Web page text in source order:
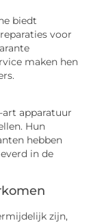
biedt
voor
maken hen
art apparatuur
Hun
hebben
in de
zijn,